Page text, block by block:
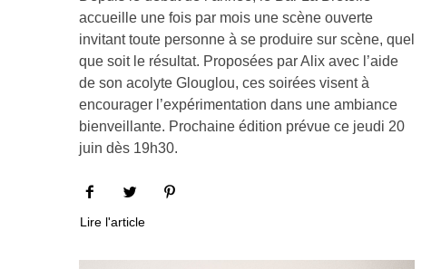
accueille une fois par mois une scène ouverte
invitant toute personne à se produire sur scène, quel
que soit le résultat. Proposées par Alix avec l’aide
de son acolyte Glouglou, ces soirées visent à
encourager l’expérimentation dans une ambiance
bienveillante. Prochaine édition prévue ce jeudi 20
juin dès 19h30.
Lire l'article